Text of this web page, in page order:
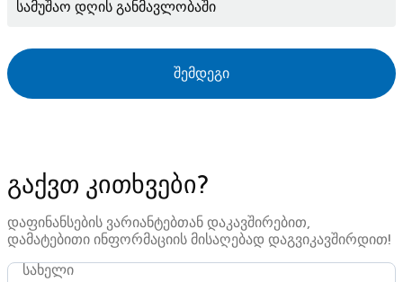
სამუშაო დღის განმავლობაში
შემდეგი
გაქვთ კითხვები?
დაფინანსების ვარიანტებთან დაკავშირებით,
დამატებითი ინფორმაციის მისაღებად დაგვიკავშირდით!
სახელი